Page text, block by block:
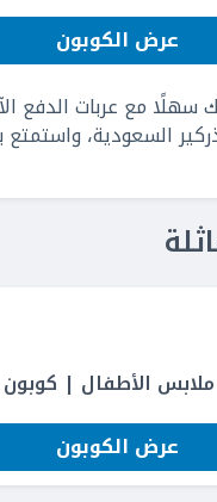
عرض الكوبون
مع عربات الدفع
السعودية،
عرض الكوبون